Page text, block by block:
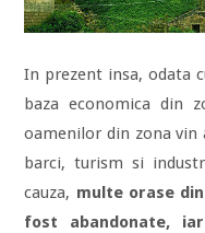
In prezent insa, odata
baza economica din
oamenilor din zona vin
barci, turism si
cauza, multe orase
fost abandonate,